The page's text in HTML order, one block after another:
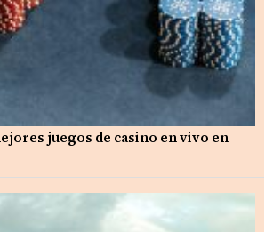
juegos de casino en vivo en